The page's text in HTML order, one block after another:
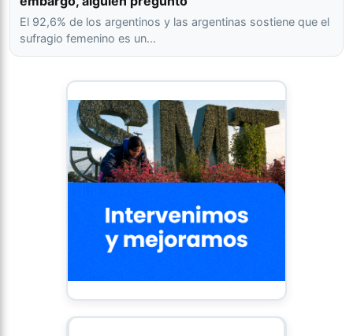
El 92,6% de los argentinos y las argentinas sostiene que el
sufragio femenino es un…